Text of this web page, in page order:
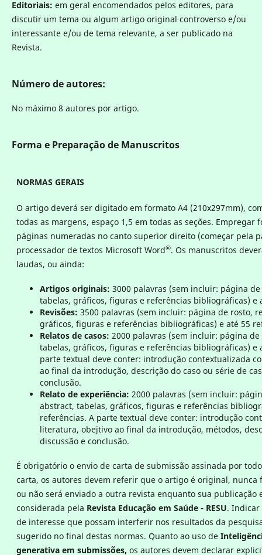
Editoriais: em geral encomendados pelos editores, para
discutir um tema ou algum artigo original controverso e/ou
interessante e/ou de tema relevante, a ser publicado na
Revista.
Número de autores:
No máximo 8 autores por artigo.
Forma e Preparação de Manuscritos
NORMAS GERAIS
O artigo deverá ser digitado em formato A4 (210x297mm),
todas as margens, espaço 1,5 em todas as seções. Empregar
páginas numeradas no canto superior direito (começar pela
processador de textos Microsoft Word®. Os manuscritos
laudas, ou ainda:
Artigos originais: 3000 palavras (sem incluir: página
tabelas, gráficos, figuras e referências bibliográficas) e
Revisões: 3500 palavras (sem incluir: página de rosto,
gráficos, figuras e referências bibliográficas) e até 55
Relatos de casos: 2000 palavras (sem incluir: página
tabelas, gráficos, figuras e referências bibliográficas) e
parte textual deve conter: introdução contextualizada
ao final da introdução, descrição do caso ou série de
conclusão.
Relato de experiência: 2000 palavras (sem incluir:
abstract, tabelas, gráficos, figuras e referências
referências. A parte textual deve conter: introdução
literatura, obejtivo ao final da introdução, métodos,
discussão e conclusão.
É obrigatório o envio de carta de submissão assinada por
carta, os autores devem referir que o artigo é original, nunca
ou não será enviado a outra revista enquanto sua publicação
considerada pela Revista Educação em Saúde - RESU. Indicar
de interesse que possam interferir nos resultados da
sugerido no final destas normas. Quanto ao uso de
generativa em submissões, os autores devem declarar